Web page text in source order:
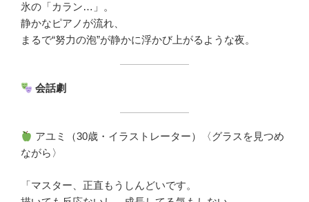
氷の「カラン…」。
静かなピアノが流れ、
まるで“努力の泡”が静かに浮かび上がるような夜。
会話劇
アユミ（30歳・イラストレーター）〈グラスを見つめ
ながら〉
「マスター、正直もうしんどいです。